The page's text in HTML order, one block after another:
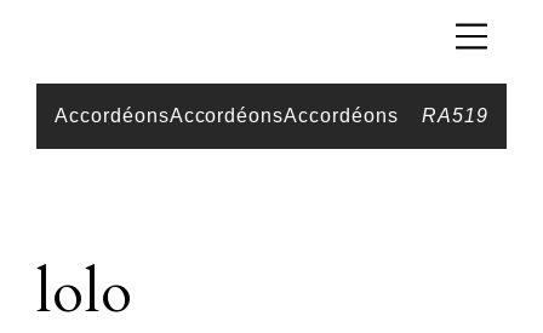
AccordéonsAccordéonsAccordéons RA519
lolo